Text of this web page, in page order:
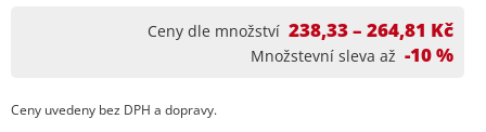
Ceny dle množství 238,33 – 264,81 Kč
Množstevní sleva až -10 %
Ceny uvedeny bez DPH a dopravy.